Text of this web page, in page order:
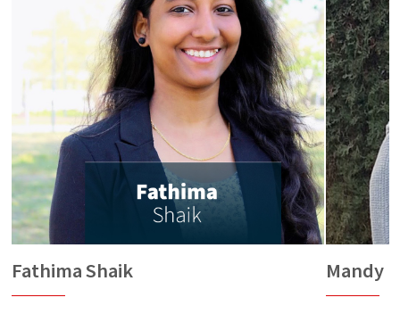
Fathima Shaik Mandy